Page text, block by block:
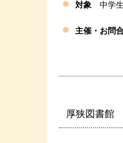
対象 中学
主催・お問
TEL／
E-mail
厚狭図書館